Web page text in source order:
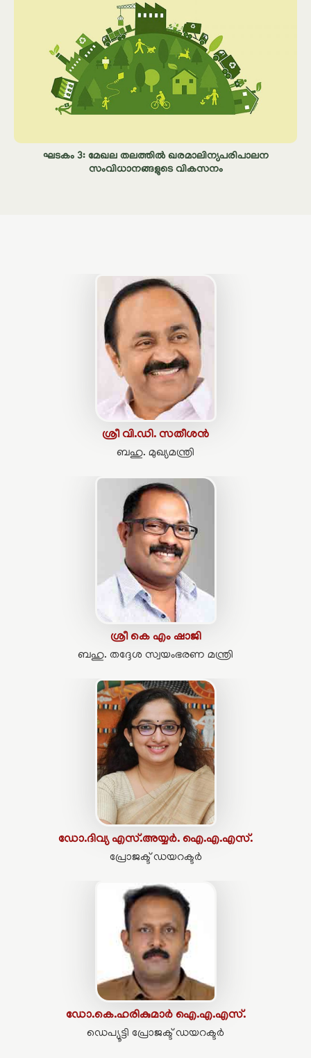
ഘടകം 3: മേഖല തലത്തിൽ ഖരമാലിന്യപരിപാലന
സംവിധാനങ്ങളുടെ വികസനം
ശ്രീ വി.ഡി. സതീശൻ
ബഹു. മുഖ്യമന്ത്രി
ശ്രീ കെ എം ഷാജി
ബഹു. തദ്ദേശ സ്വയംഭരണ മന്ത്രി
ഡോ.ദിവ്യ എസ്.അയ്യർ. ഐ.എ.എസ്.
പ്രോജക്ട് ഡയറക്ടർ
ഡോ.കെ.ഹരികുമാർ ഐ.എ.എസ്.
ഡെപ്യൂട്ടി പ്രോജക്ട് ഡയറക്ടർ